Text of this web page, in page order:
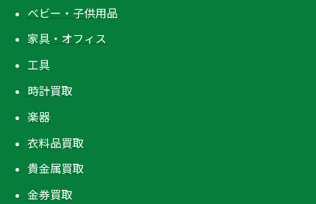
ベビー・子供用品
家具・オフィス
工具
時計買取
楽器
衣料品買取
貴金属買取
金券買取